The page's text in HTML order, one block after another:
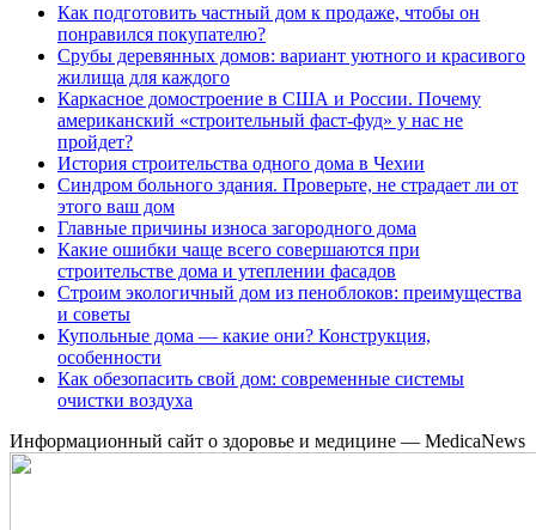
Как подготовить частный дом к продаже, чтобы он
понравился покупателю?
Срубы деревянных домов: вариант уютного и красивого
жилища для каждого
Каркасное домостроение в США и России. Почему
американский «строительный фаст-фуд» у нас не
пройдет?
История строительства одного дома в Чехии
Синдром больного здания. Проверьте, не страдает ли от
этого ваш дом
Главные причины износа загородного дома
Какие ошибки чаще всего совершаются при
строительстве дома и утеплении фасадов
Строим экологичный дом из пеноблоков: преимущества
и советы
Купольные дома — какие они? Конструкция,
особенности
Как обезопасить свой дом: современные системы
очистки воздуха
Информационный сайт о здоровье и медицине — MedicaNews